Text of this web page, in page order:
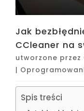
Jak
CCleaner na
utworzone przez
|
Spis treści